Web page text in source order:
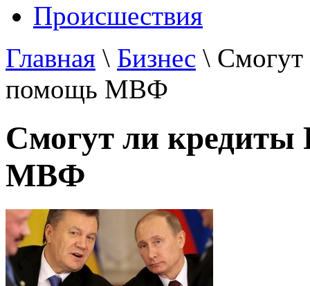
Происшествия
Главная \ Бизнес \ Смогут
помощь МВФ
Смогут ли
МВФ